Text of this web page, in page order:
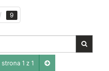
9
strona 1 z 1